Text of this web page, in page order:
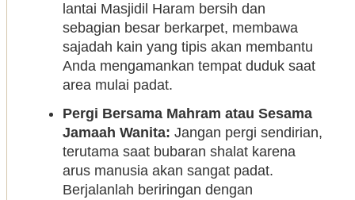
lantai Masjidil Haram bersih dan
sebagian besar berkarpet, membawa
sajadah kain yang tipis akan membantu
Anda mengamankan tempat duduk saat
area mulai padat.
Pergi Bersama Mahram atau Sesama
Jamaah Wanita: Jangan pergi sendirian,
terutama saat bubaran shalat karena
arus manusia akan sangat padat.
Berjalanlah beriringan dengan